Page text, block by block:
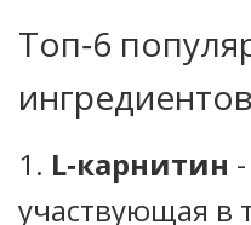
Топ‑6
ингредиентов
1. L‑карнитин -
участвующая в